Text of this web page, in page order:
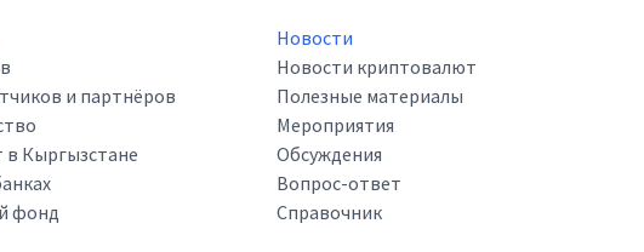
и партнёров
в Кыргызстане
фонд
Новости
Новости криптовалют
Полезные материалы
Мероприятия
Обсуждения
Вопрос-ответ
Справочник